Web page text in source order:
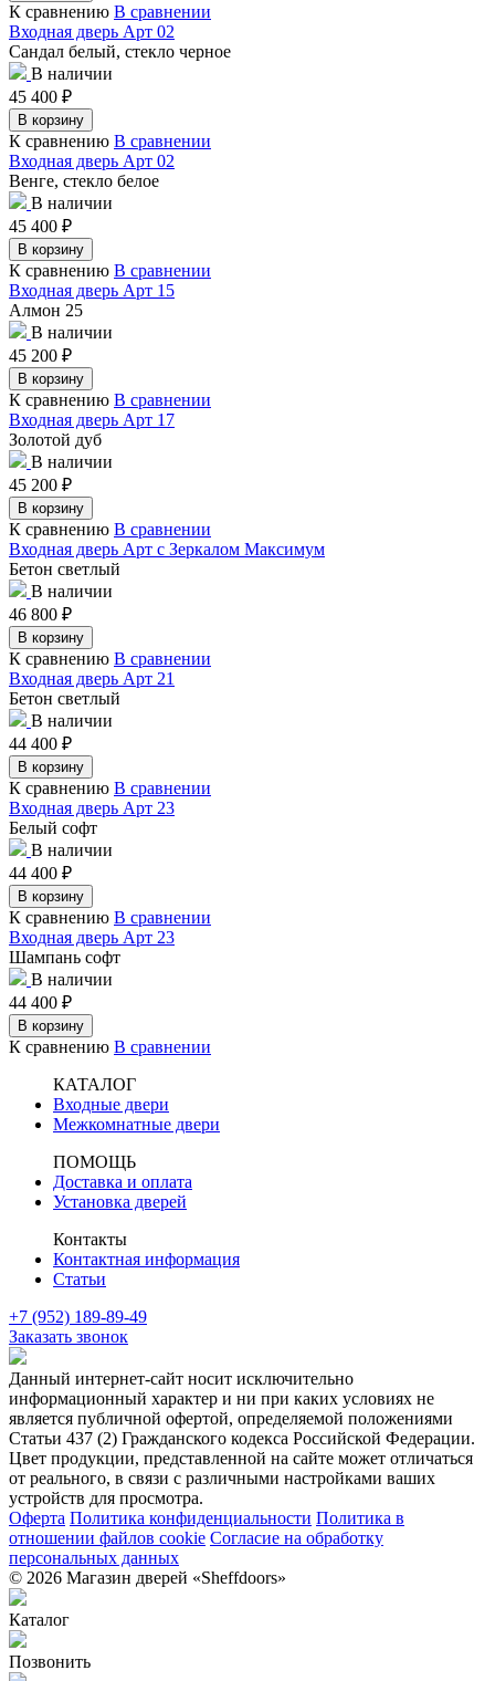
К сравнению В сравнении
Входная дверь Арт 02
Сандал белый, стекло черное
В наличии
45 400 ₽
В корзину
К сравнению В сравнении
Входная дверь Арт 02
Венге, стекло белое
В наличии
45 400 ₽
В корзину
К сравнению В сравнении
Входная дверь Арт 15
Алмон 25
В наличии
45 200 ₽
В корзину
К сравнению В сравнении
Входная дверь Арт 17
Золотой дуб
В наличии
45 200 ₽
В корзину
К сравнению В сравнении
Входная дверь Арт с Зеркалом Максимум
Бетон светлый
В наличии
46 800 ₽
В корзину
К сравнению В сравнении
Входная дверь Арт 21
Бетон светлый
В наличии
44 400 ₽
В корзину
К сравнению В сравнении
Входная дверь Арт 23
Белый софт
В наличии
44 400 ₽
В корзину
К сравнению В сравнении
Входная дверь Арт 23
Шампань софт
В наличии
44 400 ₽
В корзину
К сравнению В сравнении
КАТАЛОГ
Входные двери
Межкомнатные двери
ПОМОЩЬ
Доставка и оплата
Установка дверей
Контакты
Контактная информация
Статьи
+7 (952) 189-89-49
Заказать звонок
Данный интернет-сайт носит исключительно
информационный характер и ни при каких условиях не
является публичной офертой, определяемой положениями
Статьи 437 (2) Гражданского кодекса Российской Федерации.
Цвет продукции, представленной на сайте может отличаться
от реального, в связи с различными настройками ваших
устройств для просмотра.
Оферта Политика конфиденциальности Политика в
отношении файлов cookie Согласие на обработку
персональных данных
© 2026 Магазин дверей «Sheffdoors»
Каталог
Позвонить